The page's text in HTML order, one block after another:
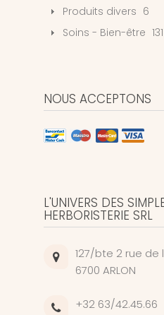
Produits divers 6
Soins - Bien-être 131
NOUS ACCEPTONS
L'UNIVERS DES
HERBORISTERIE SRL
127/bte 2 rue de
6700 ARLON
+32 63/42.45.66